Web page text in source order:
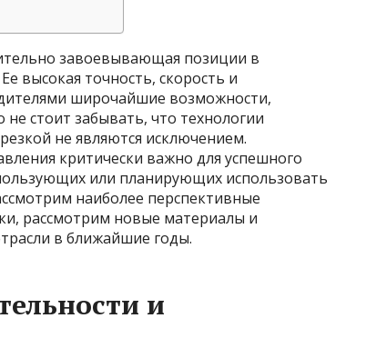
завоевывающая позиции в
высокая точность, скорость и
широчайшие возможности,
стоит забывать, что технологии
не являются исключением.
критически важно для успешного
или планирующих использовать
наиболее перспективные
рассмотрим новые материалы и
в ближайшие годы.
и